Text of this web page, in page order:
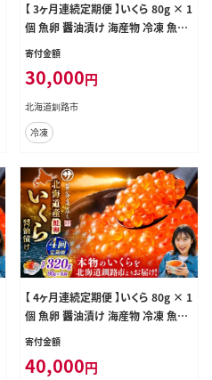
【 3ヶ月連続定期便 】いくら 80g × 1
個 魚卵 醤油漬け 海産物 冷凍 魚介
類 ご飯のお供 海鮮 海鮮丼 国産 北
寄付金額
30,000円
北海道釧路市
冷凍
【 4ヶ月連続定期便 】いくら 80g × 1
個 魚卵 醤油漬け 海産物 冷凍 魚介
類 ご飯のお供 海鮮 海鮮丼 国産 北
寄付金額
40,000円